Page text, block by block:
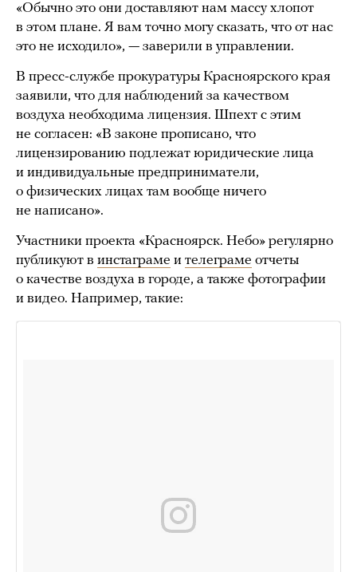
«Обычно это они доставляют нам массу хлопот
в этом плане. Я вам точно могу сказать, что от нас
это не исходило», — заверили в управлении.
В пресс-службе прокуратуры Красноярского края
заявили, что для наблюдений за качеством
воздуха необходима лицензия. Шпехт с этим
не согласен: «В законе прописано, что
лицензированию подлежат юридические лица
и индивидуальные предприниматели,
о физических лицах там вообще ничего
не написано».
Участники проекта «Красноярск. Небо» регулярно
публикуют в инстаграме и телеграме отчеты
о качестве воздуха в городе, а также фотографии
и видео. Например, такие: